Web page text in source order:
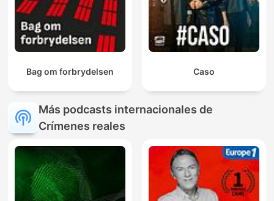
Bag om forbrydelsen Caso
Más podcasts internacionales de
Crímenes reales